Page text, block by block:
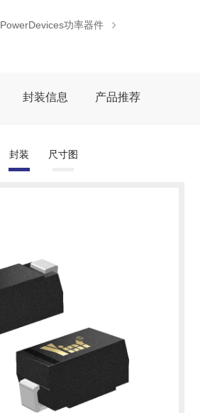
PowerDevices功率器件
封装信息 产品推荐
封装 尺寸图